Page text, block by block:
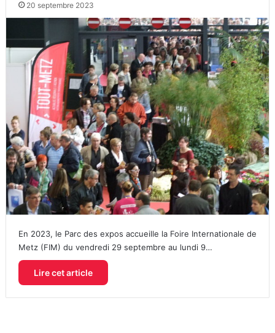
20 septembre 2023
En 2023, le Parc des expos accueille la Foire Internationale de
Metz (FIM) du vendredi 29 septembre au lundi 9…
Lire cet article